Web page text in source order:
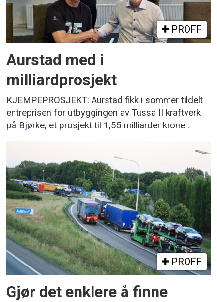
PROFF
Aurstad med i
milliardprosjekt
KJEMPEPROSJEKT: Aurstad fikk i sommer tildelt
entreprisen for utbyggingen av Tussa II kraftverk
på Bjørke, et prosjekt til 1,55 milliarder kroner.
PROFF
Gjør det enklere å finne